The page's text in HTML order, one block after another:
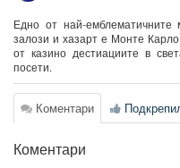
Едно от най-емблематичните
залози и хазарт е Монте
от казино дестиациите в
посети.
Коментари
Коментари